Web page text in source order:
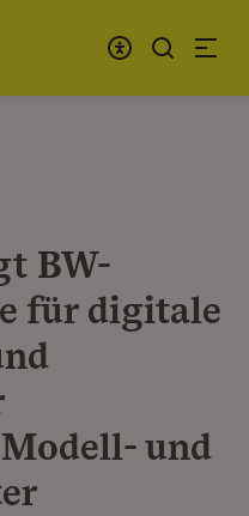
BW-
für digitale
und